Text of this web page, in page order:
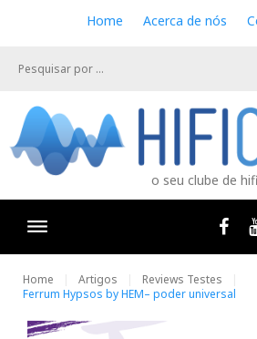
e
Home Acerca de nós
o seu clube de hifi
Home Artigos
Reviews Testes
Ferrum Hypsos by HEM– poder universal